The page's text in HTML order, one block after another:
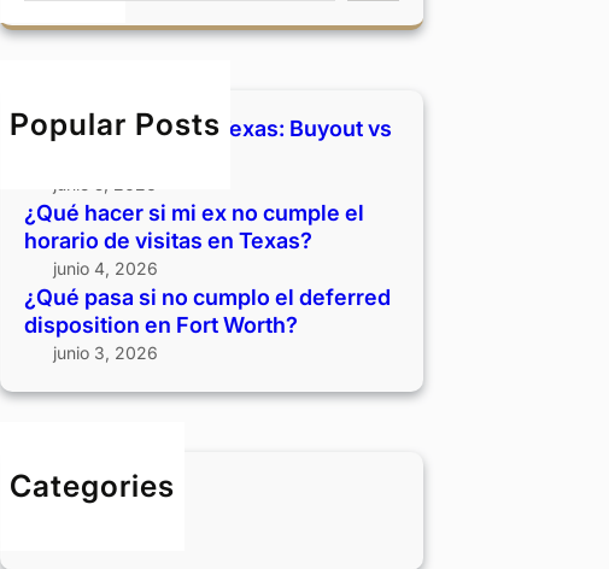
a
h
Popular Posts
Divorcio y casa en Texas: Buyout vs
¿Qué hacer si mi ex no cumple el
horario de visitas en Texas?
junio 4, 2026
¿Qué pasa si no cumplo el deferred
disposition en Fort Worth?
junio 3, 2026
Categories
BLOG